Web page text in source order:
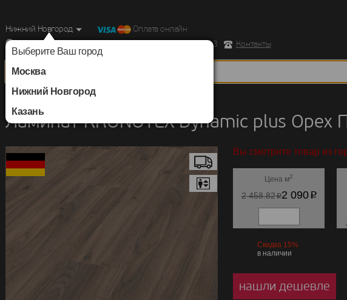
Нижний Новгород
Выберите Ваш город
Москва
Нижний Новгород
Казань
Оплата онлайн
г. Нижний Новгород, Ул. Республиканская д.43 корпус 3
Контакты
Ламинат KRONOTEX Dynamic plus Орех
Вы смотрите товар из
Цена м2
2 458.82p2 090p
Скидка 15%
в наличии
нашли дешевле